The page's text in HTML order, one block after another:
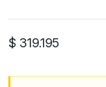
$ 319.195